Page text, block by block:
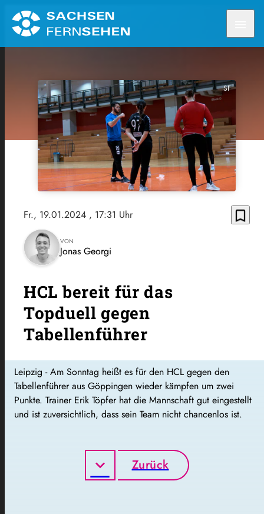
SF
Fr., 19.01.2024 , 17:31 Uhr bookmark_border
VON
Jonas Georgi
HCL bereit für das
Topduell gegen
Tabellenführer
Leipzig - Am Sonntag heißt es für den HCL gegen den
Tabellenführer aus Göppingen wieder kämpfen um zwei
Punkte. Trainer Erik Töpfer hat die Mannschaft gut eingestellt
und ist zuversichtlich, dass sein Team nicht chancenlos ist.
Zurück